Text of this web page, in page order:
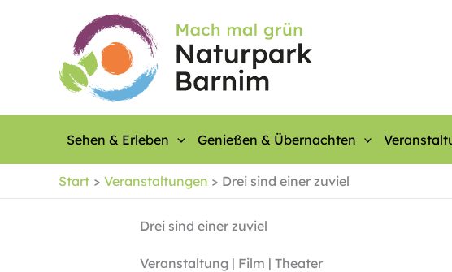
Sehen & Erleben Genießen & Übernachten
Start Veranstaltungen Drei sind einer zuviel
Drei sind einer zuviel
Veranstaltung | Film | Theater